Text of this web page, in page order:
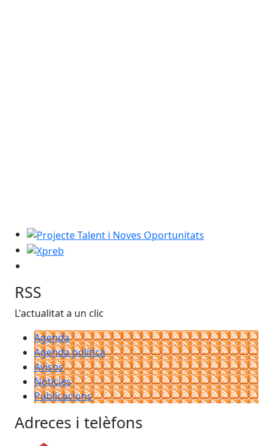
Projecte Talent i Noves Oportunitats
Xpreb
RSS
L'actualitat a un clic
Agenda
Agenda política
Avisos
Notícies
Publicacions
Adreces i telèfons